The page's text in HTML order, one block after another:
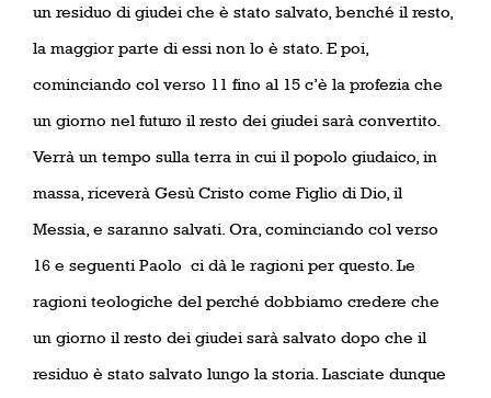
un residuo di giudei che è stato salvato, benché il resto,
la maggior parte di essi non lo è stato. E poi,
cominciando col verso 11 fino al 15 c’è la profezia che
un giorno nel futuro il resto dei giudei sarà convertito.
Verrà un tempo sulla terra in cui il popolo giudaico, in
massa, riceverà Gesù Cristo come Figlio di Dio, il
Messia, e saranno salvati. Ora, cominciando col verso
16 e seguenti Paolo ci dà le ragioni per questo. Le
ragioni teologiche del perché dobbiamo credere che
un giorno il resto dei giudei sarà salvato dopo che il
residuo è stato salvato lungo la storia. Lasciate dunque